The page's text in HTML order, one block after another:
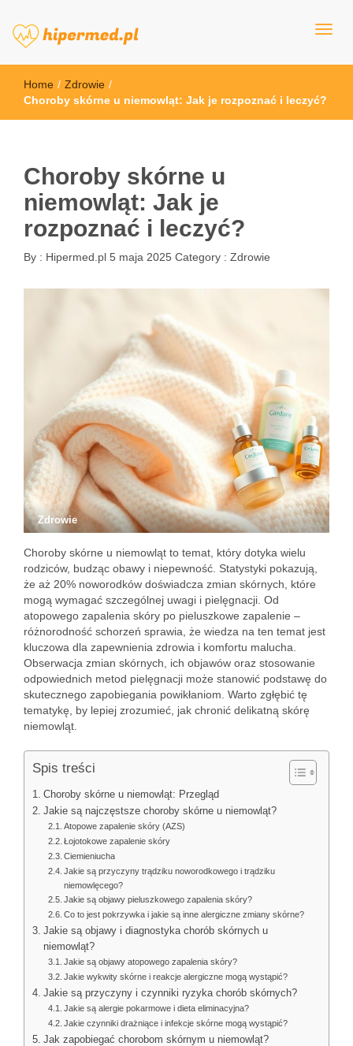
hipermed.pl
Home / Zdrowie /
Choroby skórne u niemowląt: Jak je rozpoznać i leczyć?
Choroby skórne u
niemowląt: Jak je
rozpoznać i leczyć?
By : Hipermed.pl 5 maja 2025 Category : Zdrowie
Zdrowie
Choroby skórne u niemowląt to temat, który dotyka wielu
rodziców, budząc obawy i niepewność. Statystyki pokazują,
że aż 20% noworodków doświadcza zmian skórnych, które
mogą wymagać szczególnej uwagi i pielęgnacji. Od
atopowego zapalenia skóry po pieluszkowe zapalenie –
różnorodność schorzeń sprawia, że wiedza na ten temat jest
kluczowa dla zapewnienia zdrowia i komfortu malucha.
Obserwacja zmian skórnych, ich objawów oraz stosowanie
odpowiednich metod pielęgnacji może stanowić podstawę do
skutecznego zapobiegania powikłaniom. Warto zgłębić tę
tematykę, by lepiej zrozumieć, jak chronić delikatną skórę
niemowląt.
Spis treści
Choroby skórne u niemowląt: Przegląd
Jakie są najczęstsze choroby skórne u niemowląt?
Atopowe zapalenie skóry (AZS)
Łojotokowe zapalenie skóry
Ciemieniucha
Jakie są przyczyny trądziku noworodkowego i trądziku
niemowlęcego?
Jakie są objawy pieluszkowego zapalenia skóry?
Co to jest pokrzywka i jakie są inne alergiczne zmiany skórne?
Jakie są objawy i diagnostyka chorób skórnych u
niemowląt?
Jakie są objawy atopowego zapalenia skóry?
Jakie wykwity skórne i reakcje alergiczne mogą wystąpić?
Jakie są przyczyny i czynniki ryzyka chorób skórnych?
Jakie są alergie pokarmowe i dieta eliminacyjna?
Jakie czynniki drażniące i infekcje skórne mogą wystąpić?
Jak zapobiegać chorobom skórnym u niemowląt?